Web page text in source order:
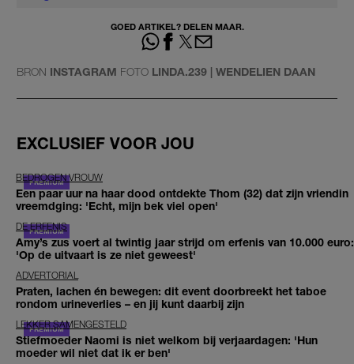
GOED ARTIKEL? DELEN MAAR.
BRON INSTAGRAM FOTO LINDA.239 | WENDELIEN DAAN
EXCLUSIEF VOOR JOU
BEDROGEN VROUW
Een paar uur na haar dood ontdekte Thom (32) dat zijn vriendin
vreemdging: 'Echt, mijn bek viel open'
DE ERFENIS
Amy’s zus voert al twintig jaar strijd om erfenis van 10.000 euro:
'Op de uitvaart is ze niet geweest'
ADVERTORIAL
Praten, lachen én bewegen: dit event doorbreekt het taboe
rondom urineverlies – en jij kunt daarbij zijn
LEKKER SAMENGESTELD
Stiefmoeder Naomi is niet welkom bij verjaardagen: 'Hun
moeder wil niet dat ik er ben'